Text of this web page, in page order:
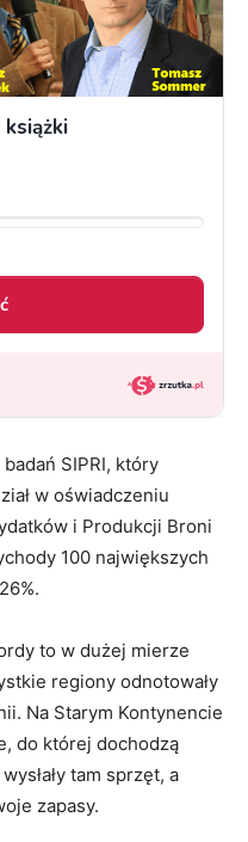
SIPRI, który
w oświadczeniu
i Produkcji Broni
100 największych
to w dużej mierze
regiony odnotowały
Na Starym Kontynencie
do której dochodzą
tam sprzęt, a
zapasy.